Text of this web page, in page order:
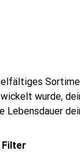
wurde,
Lebensdauer
Filter